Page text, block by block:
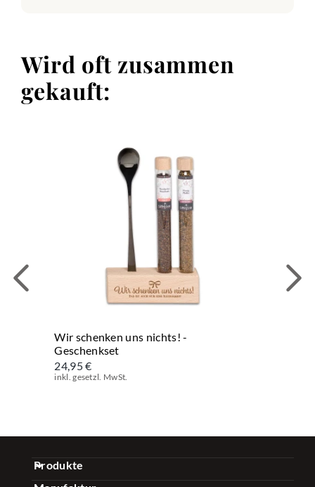
Wird oft zusammen
gekauft:
Wir schenken uns nichts! -
Geschenkset
24,95 €
inkl. gesetzl. MwSt.
Produkte